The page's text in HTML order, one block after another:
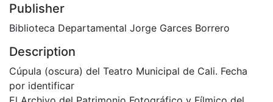
Publisher
Biblioteca Departamental Jorge Garces Borrero
Description
Cúpula (oscura) del Teatro Municipal de Cali. Fecha
por identificar